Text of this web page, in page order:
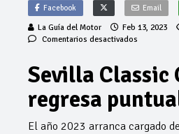
Facebook Email
La Guía del Motor Feb 13, 2023
Comentarios desactivados
Gas
regresa
puntual
a
Sevilla Classic
regresa
El año 2023 arranca cargado